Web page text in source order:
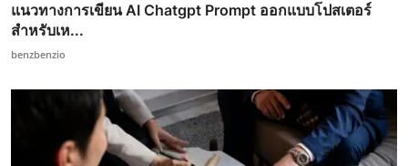
แนวทางการเขียน AI Chatgpt Prompt ออกแบบโปสเตอร์
สำหรับเห...
benzbenzio